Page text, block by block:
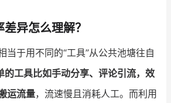
异怎么理解？
当于用不同的“工具”从公共池塘往自
的工具比如手动分享、评论引流，效
运流量，流速慢且消耗人工。而利用